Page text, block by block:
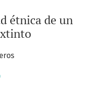
étnica de un